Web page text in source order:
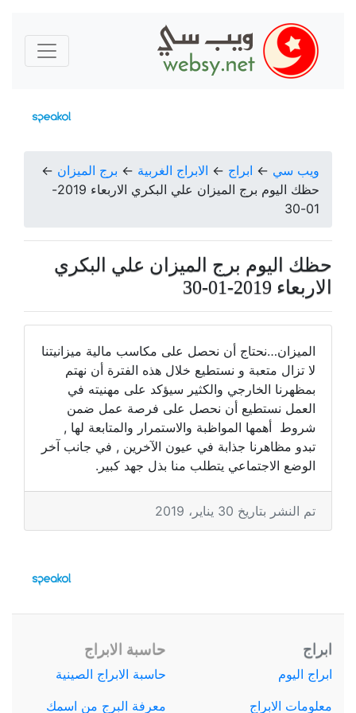
ويب سي ← ابراج ← الابراج الغربية ← برج الميزان ←
حظك اليوم برج الميزان علي البكري الاربعاء 2019-
01-30
حظك اليوم برج الميزان علي البكري
الاربعاء 2019-01-30
الميزان…نحتاج أن نحصل على مكاسب مالية ميزانيتنا
لا تزال متعبة و نستطيع خلال هذه الفترة أن نهتم
بمظهرنا الخارجي والكثير سيؤكد على مهنيته في
العمل نستطيع أن نحصل على فرصة عمل ضمن
شروط أهمها المواظبة والاستمرار والمتابعة لها ,
تبدو مظاهرنا جذابة في عيون الآخرين , في جانب آخر
الوضع الاجتماعي يتطلب منا بذل جهد كبير.
تم النشر بتاريخ 30 يناير، 2019
ابراج
ابراج اليوم
معلومات الابراج
حاسبة الابراج
حاسبة الابراج الصينية
معرفة البرج من اسمك